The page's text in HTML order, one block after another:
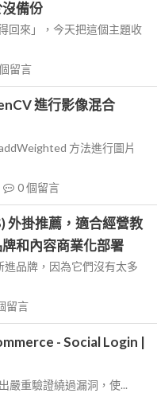
備份
回來」，今天把這個主題收
留言
進行影像混合
方法進行圖片
0個留言
外掛推薦，適合經營教
和內容商業化部署
品牌，因為它們沒有太多
留言
- Social Login |
嚴重驗證繞過漏洞，使...